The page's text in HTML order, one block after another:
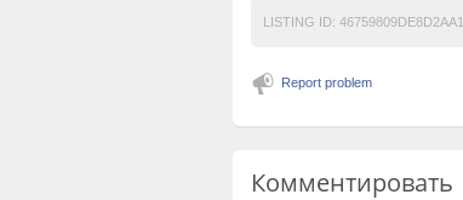
LISTING ID: 46759809DE8D2AA1
Report problem
Комментировать